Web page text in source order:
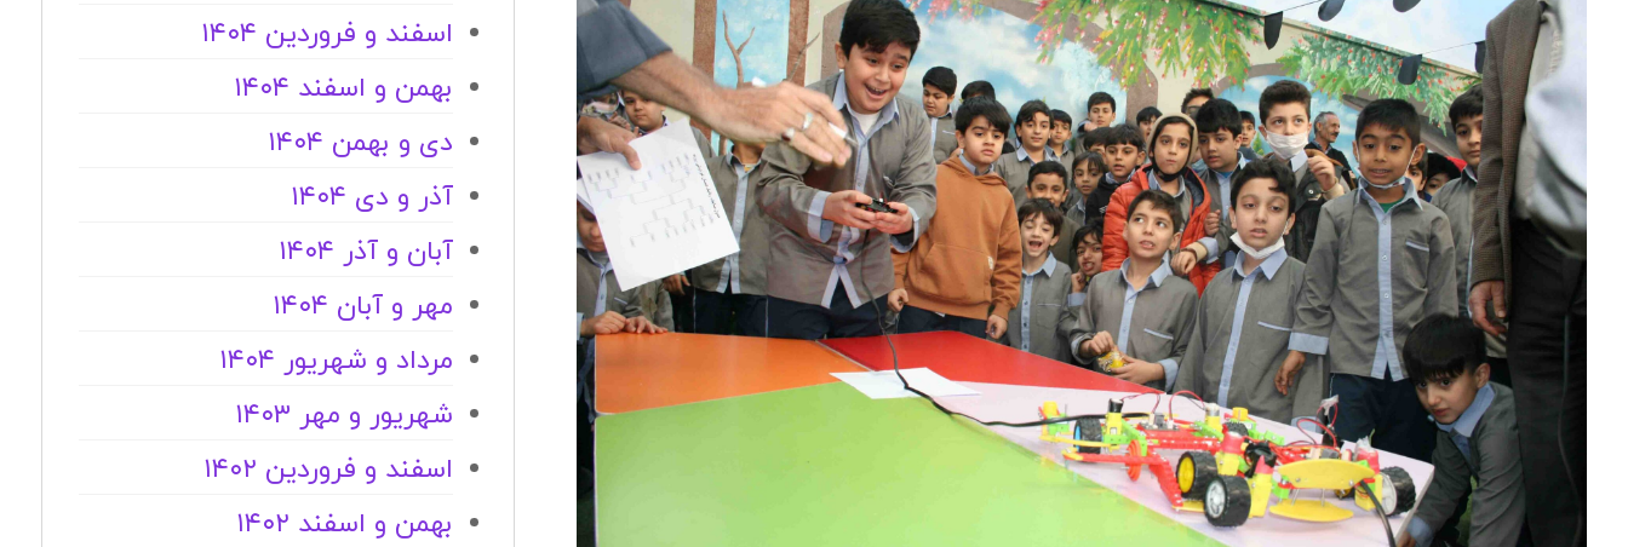
اسفند و فروردین ۱۴۰۴
بهمن و اسفند ۱۴۰۴
دی و بهمن ۱۴۰۴
آذر و دی ۱۴۰۴
آبان و آذر ۱۴۰۴
مهر و آبان ۱۴۰۴
مرداد و شهریور ۱۴۰۴
شهریور و مهر ۱۴۰۳
اسفند و فروردین ۱۴۰۲
بهمن و اسفند ۱۴۰۲